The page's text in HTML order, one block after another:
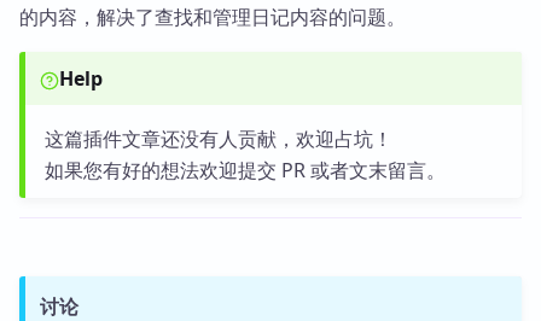
的内容，解决了查找和管理日记内容的问题。
Help
这篇插件文章还没有人贡献，欢迎占坑！
如果您有好的想法欢迎提交 PR 或者文末留言。
讨论